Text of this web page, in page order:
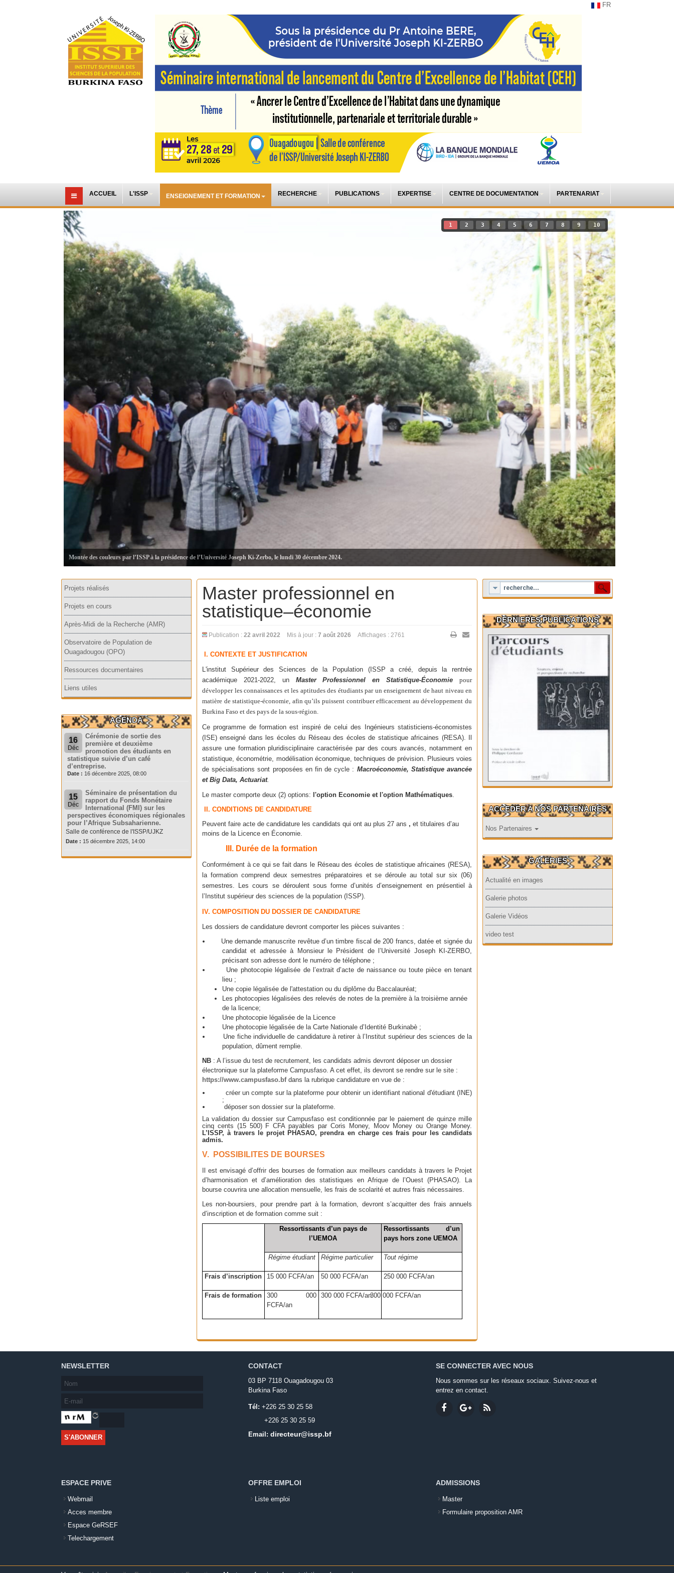
FR
ACCUEIL L'ISSP ENSEIGNEMENT ET FORMATION RECHERCHE PUBLICATIONS EXPERTISE CENTRE DE DOCUMENTATION PARTENARIAT
1 2 3 4 5 6 7 8 9 10
Montée des couleurs par l’ISSP à la présidence de l’Université Joseph Ki-Zerbo, le lundi 30 décembre 2024.
Master professionnel en
statistique–économie
Publication : 22 avril 2022 Mis à jour : 7 août 2026 Affichages : 2761
I. CONTEXTE ET JUSTIFICATION
L'institut Supérieur des Sciences de la Population (ISSP a créé, depuis la rentrée
académique 2021-2022, un Master Professionnel en Statistique-Économie
pour
développer les connaissances et les aptitudes des étudiants par un enseignement de haut niveau en
matière de statistique-économie, afin qu’ils puissent contribuer efficacement au développement du
Burkina Faso et des pays de la sous-région.
Ce programme de formation est inspiré de celui des Ingénieurs statisticiens-économistes
(ISE) enseigné dans les écoles du Réseau des écoles de statistique africaines (RESA). Il
assure une formation pluridisciplinaire caractérisée par des cours avancés, notamment en
statistique, économétrie, modélisation économique, techniques de prévision. Plusieurs voies
de spécialisations sont proposées en fin de cycle : Macroéconomie, Statistique avancée
et Big Data, Actuariat.
Le master comporte deux (2) options: l'option Economie et l'option Mathématiques.
II. CONDITIONS DE CANDIDATURE
Peuvent faire acte de candidature les candidats qui ont au plus 27 ans , et titulaires d’au
moins de la Licence en Économie.
III. Durée de la formation
Conformément à ce qui se fait dans le Réseau des écoles de statistique africaines (RESA),
la formation comprend deux semestres préparatoires et se déroule au total sur six (06)
semestres. Les cours se déroulent sous forme d’unités d’enseignement en présentiel à
l’Institut supérieur des sciences de la population (ISSP).
IV. COMPOSITION DU DOSSIER DE CANDIDATURE
Les dossiers de candidature devront comporter les pièces suivantes :
Une demande manuscrite revêtue d’un timbre fiscal de 200 francs, datée et signée du
candidat et adressée à Monsieur le Président de l’Université Joseph KI-ZERBO,
précisant son adresse dont le numéro de téléphone ;
Une photocopie légalisée de l’extrait d’acte de naissance ou toute pièce en tenant
lieu ;
Une copie légalisée de l'attestation ou du diplôme du Baccalauréat;
Les photocopies légalisées des relevés de notes de la première à la troisième année
de la licence;
Une photocopie légalisée de la Licence
Une photocopie légalisée de la Carte Nationale d’Identité Burkinabè ;
Une fiche individuelle de candidature à retirer à l’Institut supérieur des sciences de la
population, dûment remplie.
NB : A l’issue du test de recrutement, les candidats admis devront déposer un dossier
électronique sur la plateforme Campusfaso. A cet effet, ils devront se rendre sur le site :
https://www.campusfaso.bfdans la rubrique candidature en vue de :
créer un compte sur la plateforme pour obtenir un identifiant national d'étudiant (INE)
;
déposer son dossier sur la plateforme.
La validation du dossier sur Campusfaso est conditionnée par le paiement de quinze mille
cinq cents (15 500) F CFA payables par Coris Money, Moov Money ou Orange Money.
L’ISSP, à travers le projet PHASAO, prendra en charge ces frais pour les candidats
admis.
V. POSSIBILITES DE BOURSES
Il est envisagé d’offrir des bourses de formation aux meilleurs candidats à travers le Projet
d’harmonisation et d’amélioration des statistiques en Afrique de l’Ouest (PHASAO). La
bourse couvrira une allocation mensuelle, les frais de scolarité et autres frais nécessaires.
Les non-boursiers, pour prendre part à la formation, devront s’acquitter des frais annuels
d’inscription et de formation comme suit :
Ressortissants d’un pays de
l’UEMOA
Ressortissants d’un
pays hors zone UEMOA
Régime étudiant Régime particulier Tout régime
Frais d’inscription 15 000 FCFA/an 50 000 FCFA/an 250 000 FCFA/an
Frais de formation
300 000
FCFA/an
300 000 FCFA/an300 000 FCFA/an
Projets réalisés
Projets en cours
Après-Midi de la Recherche (AMR)
Observatoire de Population de
Ouagadougou (OPO)
Ressources documentaires
Liens utiles
AGENDA
16
Déc
Cérémonie de sortie des
première et deuxième
promotion des étudiants en
statistique suivie d’un café
d’entreprise.
Date : 16 décembre 2025, 08:00
15
Déc
Séminaire de présentation du
rapport du Fonds Monétaire
International (FMI) sur les
perspectives économiques régionales
pour l’Afrique Subsaharienne.
Salle de conférence de l'ISSP/UJKZ
Date : 15 décembre 2025, 14:00
DERNIERES PUBLICATIONS
ACCEDER A NOS PARTENAIRES
Nos Partenaires
GALERIES
Actualité en images
Galerie photos
Galerie Vidéos
video test
NEWSLETTER CONTACT
03 BP 7118 Ouagadougou 03
Burkina Faso
Tél:+226 25 30 25 58
+226 25 30 25 59
Email:directeur@issp.bf
SE CONNECTER AVEC NOUS
Nous sommes sur les réseaux sociaux. Suivez-nous et
entrez en contact.
ESPACE PRIVE
Webmail
Acces membre
Espace GeRSEF
Telechargement
OFFRE EMPLOI
Liste emploi
ADMISSIONS
Master
Formulaire proposition AMR